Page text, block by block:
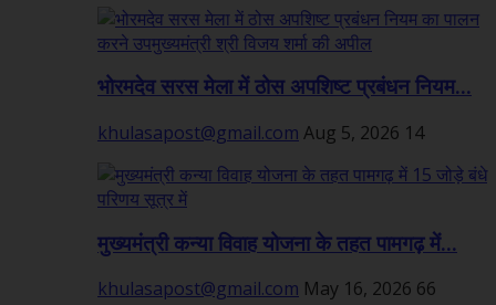
भोरमदेव सरस मेला में ठोस अपशिष्ट प्रबंधन नियम...
khulasapost@gmail.com Aug 5, 2026 14
मुख्यमंत्री कन्या विवाह योजना के तहत पामगढ़ में...
khulasapost@gmail.com May 16, 2026 66